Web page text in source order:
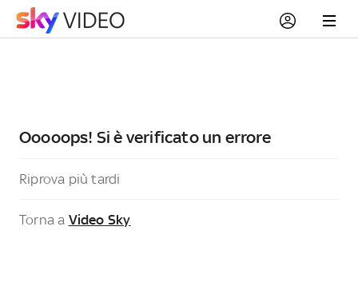
Ooooops! Si è verificato un errore
Riprova più tardi
Torna a Video Sky